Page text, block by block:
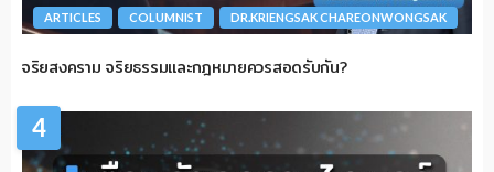
ARTICLES COLUMNIST DR.KRIENGSAK CHAREONWONGSAK
จริยสงคราม จริยธรรมและกฎหมายควรสอดรับกัน?
4